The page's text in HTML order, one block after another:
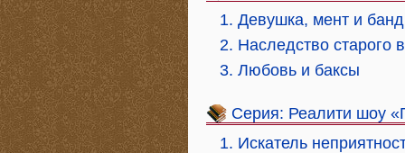
1. Девушка, мент и
2. Наследство старого
3. Любовь и баксы
Серия: Реалити шоу
1. Искатель